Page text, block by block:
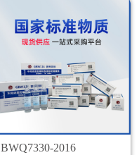
BWQ7330-2016